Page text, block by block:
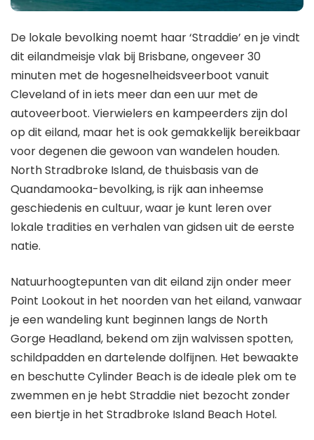
De lokale bevolking noemt haar ‘Straddie’ en je vindt
dit eilandmeisje vlak bij Brisbane, ongeveer 30
minuten met de hogesnelheidsveerboot vanuit
Cleveland of in iets meer dan een uur met de
autoveerboot. Vierwielers en kampeerders zijn dol
op dit eiland, maar het is ook gemakkelijk bereikbaar
voor degenen die gewoon van wandelen houden.
North Stradbroke Island, de thuisbasis van de
Quandamooka-bevolking, is rijk aan inheemse
geschiedenis en cultuur, waar je kunt leren over
lokale tradities en verhalen van gidsen uit de eerste
natie.
Natuurhoogtepunten van dit eiland zijn onder meer
Point Lookout in het noorden van het eiland, vanwaar
je een wandeling kunt beginnen langs de North
Gorge Headland, bekend om zijn walvissen spotten,
schildpadden en dartelende dolfijnen. Het bewaakte
en beschutte Cylinder Beach is de ideale plek om te
zwemmen en je hebt Straddie niet bezocht zonder
een biertje in het Stradbroke Island Beach Hotel.